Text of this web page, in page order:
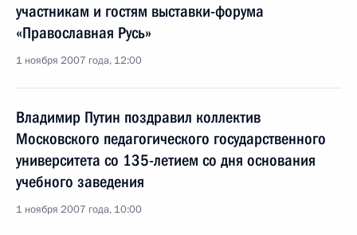
участникам и гостям выставки-форума
«Православная Русь»
1 ноября 2007 года, 12:00
Владимир Путин поздравил коллектив
Московского педагогического государственного
университета со 135-летием со дня основания
учебного заведения
1 ноября 2007 года, 10:00